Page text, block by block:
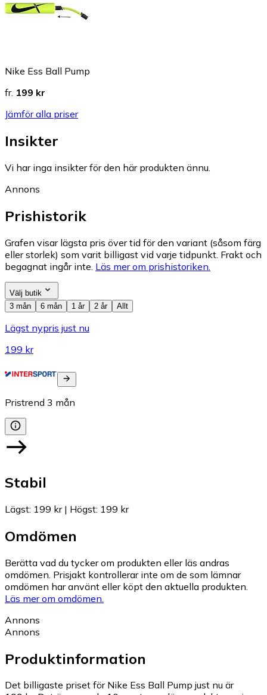
Nike Ess Ball Pump
fr. 199 kr
Jämför alla priser
Insikter
Vi har inga insikter för den här produkten ännu.
Annons
Prishistorik
Grafen visar lägsta pris över tid för den variant (såsom färg
eller storlek) som varit billigast vid varje tidpunkt. Frakt och
begagnat ingår inte. Läs mer om prishistoriken.
Välj butik
3 mån
6 mån 1 år 2 år Allt
Lägst nypris just nu
199 kr
Pristrend 3 mån
Stabil
Lägst: 199 kr| Högst: 199 kr
Omdömen
Berätta vad du tycker om produkten eller läs andras
omdömen. Prisjakt kontrollerar inte om de som lämnar
omdömen har använt eller köpt den aktuella produkten.
Läs mer om omdömen.
Annons
Annons
Produktinformation
Det billigaste priset för Nike Ess Ball Pump just nu är